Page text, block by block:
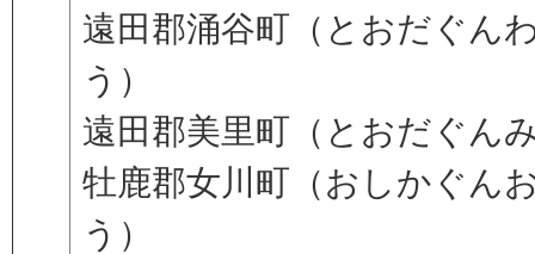
遠田郡涌谷町（とおだぐん
う）
遠田郡美里町（とおだぐん
牡鹿郡女川町（おしかぐん
う）